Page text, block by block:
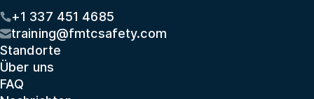
+1 337 451 4685
training@fmtcsafety.com
Standorte
Über uns
FAQ